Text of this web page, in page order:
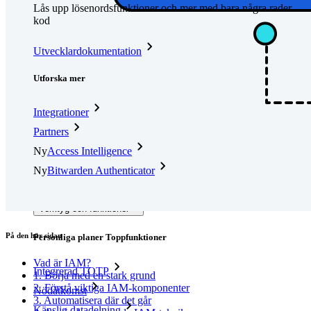
Lås upp lösenordsfunktioner och mer med bara några rader
kod
Utvecklardokumentation
Utforska mer
Integrationer
Partners
NyAccess Intelligence
NyBitwarden Authenticator
Personliga planer Toppfunktioner
Integrerad TOTP
Nödåtkomst
På den här sidan
Vad är IAM?
1. Börja med en stark grund
2. Förstå viktiga IAM-komponenter
3. Automatisera där det går